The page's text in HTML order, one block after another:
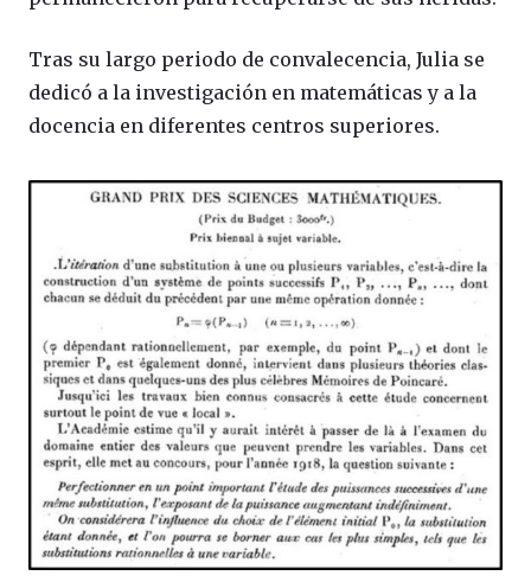
Tras su largo periodo de convalecencia, Julia se
dedicó a la investigación en matemáticas y a la
docencia en diferentes centros superiores.